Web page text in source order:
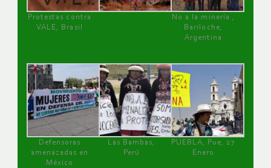
Protestas contra
VALE, Brasil
No a la minería ,
Bariloche,
Argentina
Defensoras
amenazadas en
México
Las Bambas,
Perú
PUEBLA, Pue, 27
Enero